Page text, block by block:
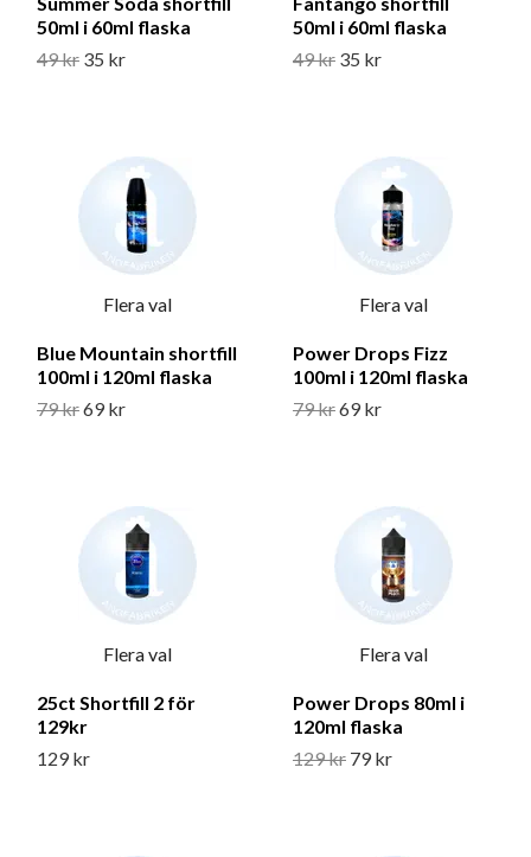
50ml i 60ml flaska
49 kr 35 kr
50ml i 60ml flaska
49 kr 35 kr
Flera val
Blue Mountain shortfill
100ml i 120ml flaska
79 kr69 kr
Flera val
Power Drops Fizz
100ml i 120ml flaska
79 kr69 kr
Flera val
25ct Shortfill 2 för
129kr
129 kr
Flera val
Power Drops 80ml i
120ml flaska
129 kr 79 kr